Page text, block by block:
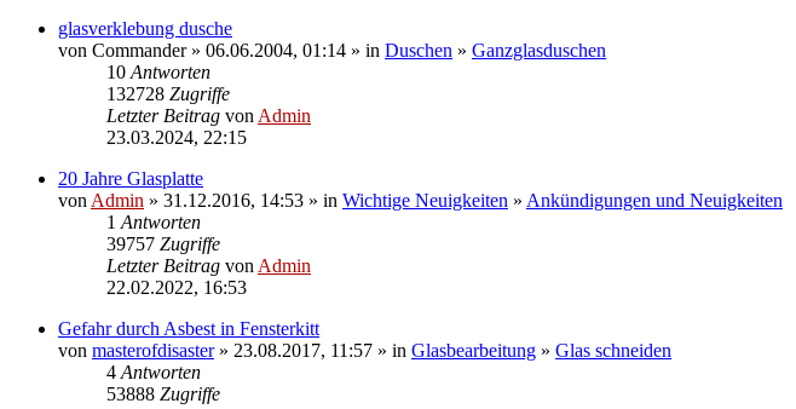
glasverklebung dusche
von Commander» 06.06.2004, 01:14 » in Duschen » Ganzglasduschen
10Antworten
132728 Zugriffe
Letzter Beitrag vonAdmin
23.03.2024, 22:15
20 Jahre Glasplatte
vonAdmin » 31.12.2016, 14:53 » in Wichtige Neuigkeiten » Ankündigungen und Neuigkeiten
1Antworten
39757 Zugriffe
Letzter Beitrag vonAdmin
22.02.2022, 16:53
Gefahr durch Asbest in Fensterkitt
von masterofdisaster» 23.08.2017, 11:57 » in Glasbearbeitung » Glas schneiden
4Antworten
53888 Zugriffe